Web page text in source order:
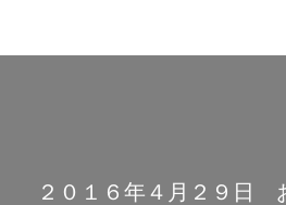
２０１６年４月２９日